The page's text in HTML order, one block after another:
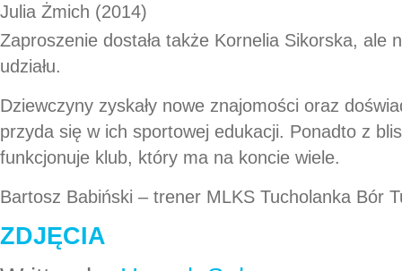
Julia Żmich (2014)
Zaproszenie dostała także Kornelia Sikorska, ale
udziału.
Dziewczyny zyskały nowe znajomości oraz
przyda się w ich sportowej edukacji. Ponadto z
funkcjonuje klub, który ma na koncie wiele.
Bartosz Babiński – trener MLKS Tucholanka Bór
ZDJĘCIA